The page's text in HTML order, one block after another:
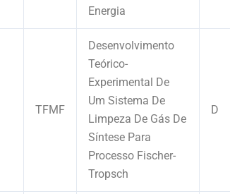
Energia
TFMF
Desenvolvimento
Teórico-
Experimental De
Um Sistema De
Limpeza De Gás De
Síntese Para
Processo Fischer-
Tropsch
D